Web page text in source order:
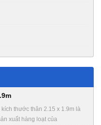
thước thân 2.15 x 1.9m là
xuất hàng loạt của